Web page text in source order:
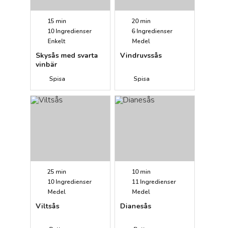
15 min
10Ingredienser
Enkelt
Skysås med svarta
vinbär
Spisa
20 min
6Ingredienser
Medel
Vindruvssås
Spisa
25 min
10Ingredienser
Medel
Viltsås
10 min
11Ingredienser
Medel
Dianesås